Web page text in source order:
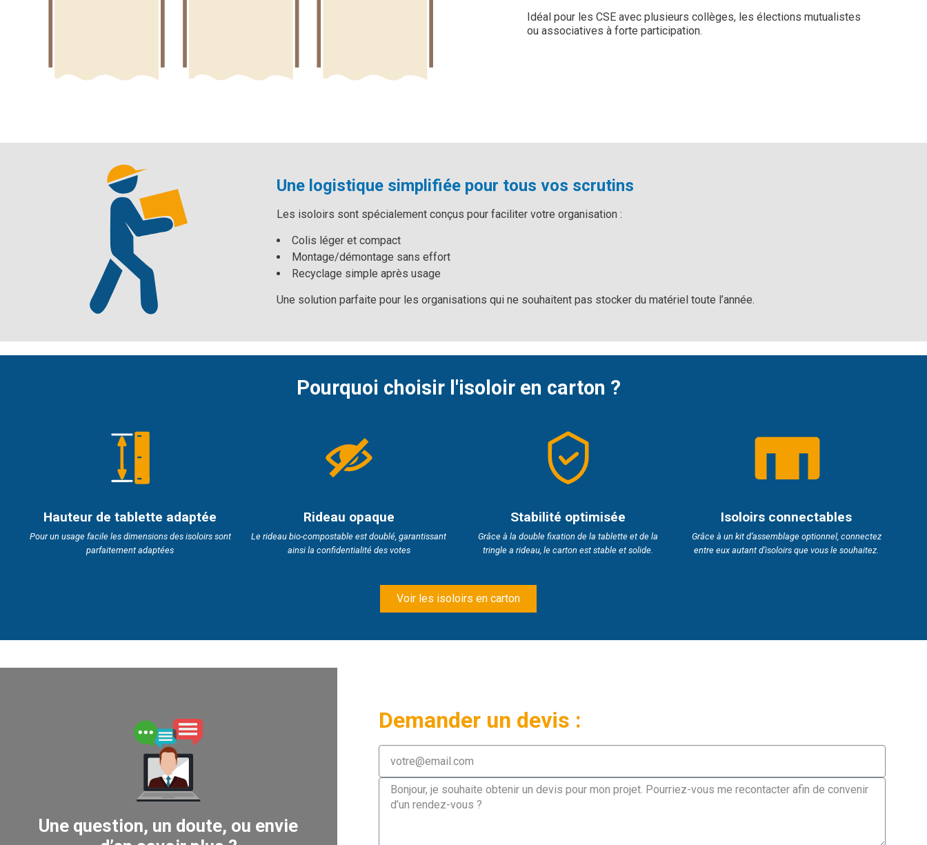
Idéal pour les CSE avec plusieurs collèges, les élections mutualistes
ou associatives à forte participation.
Une logistique simplifiée pour tous vos scrutins
Les isoloirs sont spécialement conçus pour faciliter votre organisation :
Colis léger et compact
Montage/démontage sans effort
Recyclage simple après usage
Une solution parfaite pour les organisations qui ne souhaitent pas stocker du matériel toute l’année.
Pourquoi choisir l'isoloir en carton ?
Hauteur de tablette adaptée
Pour un usage facile les dimensions des isoloirs sont
parfaitement adaptées
Rideau opaque
Le rideau bio-compostable est doublé, garantissant
ainsi la confidentialité des votes
Stabilité optimisée
Grâce à la double fixation de la tablette et de la
tringle a rideau, le carton est stable et solide.
Isoloirs connectables
Grâce à un kit d’assemblage optionnel, connectez
entre eux autant d’isoloirs que vous le souhaitez.
Voir les isoloirs en carton
Une question, un doute, ou envie
Demander un devis :